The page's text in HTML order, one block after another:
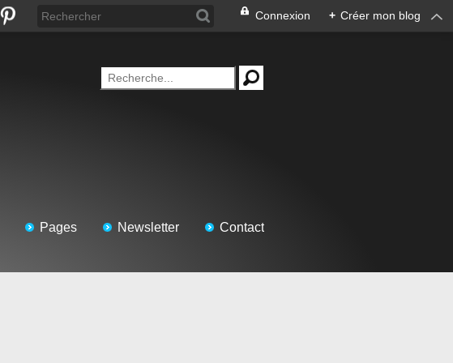
Connexion + Créer mon blog
Pages Newsletter Contact